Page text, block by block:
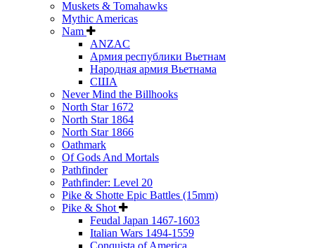
Muskets & Tomahawks
Mythic Americas
Nam
ANZAC
Армия республики Вьетнам
Народная армия Вьетнама
США
Never Mind the Billhooks
North Star 1672
North Star 1864
North Star 1866
Oathmark
Of Gods And Mortals
Pathfinder
Pathfinder: Level 20
Pike & Shotte Epic Battles (15mm)
Pike & Shot
Feudal Japan 1467-1603
Italian Wars 1494-1559
Conquista of America